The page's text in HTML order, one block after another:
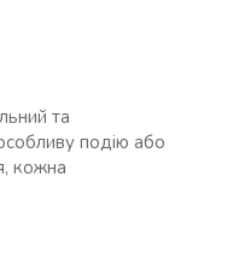
та
подію або
кожна